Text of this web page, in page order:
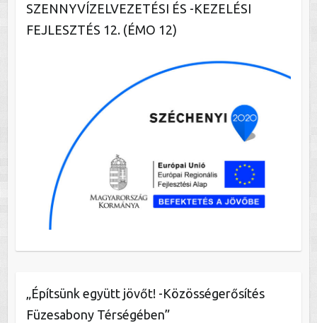
SZENNYVÍZELVEZETÉSI ÉS -KEZELÉSI
FEJLESZTÉS 12. (ÉMO 12)
„Építsünk együtt jövőt! -Közösségerősítés
Füzesabony Térségében”